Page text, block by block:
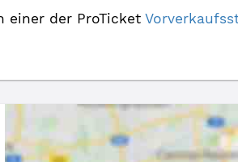
einer der ProTicket